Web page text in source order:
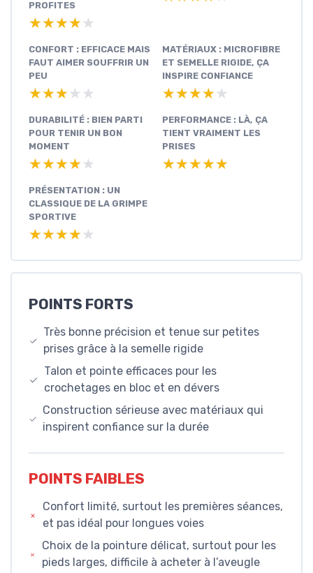
PROFITES
★★★★★
★★★★★
CONFORT : EFFICACE MAIS
FAUT AIMER SOUFFRIR UN
PEU
★★★★★
★★★★★
MATÉRIAUX : MICROFIBRE
ET SEMELLE RIGIDE, ÇA
INSPIRE CONFIANCE
★★★★★
★★★★★
DURABILITÉ : BIEN PARTI
POUR TENIR UN BON
MOMENT
★★★★★
★★★★★
PERFORMANCE : LÀ, ÇA
TIENT VRAIMENT LES
PRISES
★★★★★
★★★★★
PRÉSENTATION : UN
CLASSIQUE DE LA GRIMPE
SPORTIVE
★★★★★
★★★★★
POINTS FORTS
Très bonne précision et tenue sur petites
prises grâce à la semelle rigide
Talon et pointe efficaces pour les
crochetages en bloc et en dévers
Construction sérieuse avec matériaux qui
inspirent confiance sur la durée
POINTS FAIBLES
Confort limité, surtout les premières séances,
et pas idéal pour longues voies
Choix de la pointure délicat, surtout pour les
pieds larges, difficile à acheter à l’aveugle